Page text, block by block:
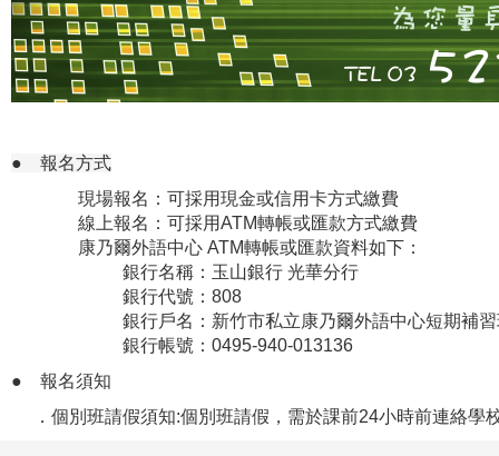
● 報名方式
現場報名：可採用現金或信用卡方式繳費
線上報名：可採用ATM轉帳或匯款方式繳費
康乃爾外語中心 ATM轉帳或匯款資料如下：
銀行名稱：玉山銀行 光華分行
銀行代號：808
銀行戶名：新竹市私立康乃爾外語中心短期補習
銀行帳號：0495-940-013136
●
報名須知
．個別班請假須知:個別班請假，需於課前24小時前連絡